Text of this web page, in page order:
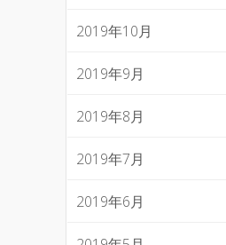
2019年10月
2019年9月
2019年8月
2019年7月
2019年6月